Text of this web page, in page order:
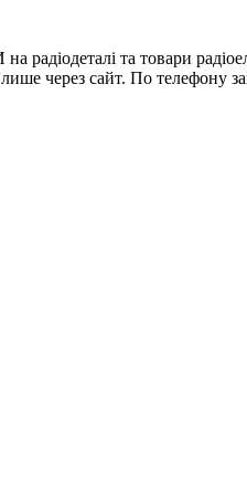
та товари
через сайт. По телефону